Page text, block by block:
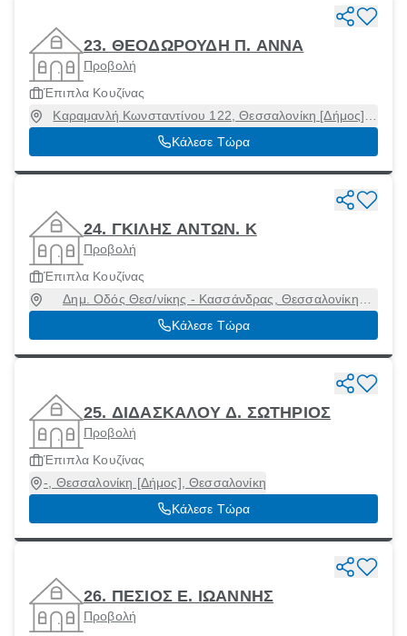
23. ΘΕΟΔΩΡΟΥΔΗ Π. ΑΝΝΑ
Προβολή
Έπιπλα Κουζίνας
Καραμανλή Κωνσταντίνου 122, Θεσσαλονίκη [Δήμος],
Θεσσαλονίκη, 54248
Κάλεσε Τώρα
24. ΓΚΙΛΗΣ ΑΝΤΩΝ. Κ
Προβολή
Έπιπλα Κουζίνας
Δημ. Οδός Θεσ/νίκης - Κασσάνδρας, Θεσσαλονίκη
[Δήμος], Θεσσαλονίκη
Κάλεσε Τώρα
25. ΔΙΔΑΣΚΑΛΟΥ Δ. ΣΩΤΗΡΙΟΣ
Προβολή
Έπιπλα Κουζίνας
-, Θεσσαλονίκη [Δήμος], Θεσσαλονίκη
Κάλεσε Τώρα
26. ΠΕΣΙΟΣ E. ΙΩΑΝΝΗΣ
Προβολή